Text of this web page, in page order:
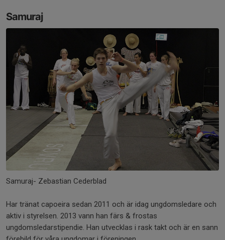
Samuraj
Samuraj- Zebastian Cederblad
Har tränat capoeira sedan 2011 och är idag ungdomsledare och
aktiv i styrelsen. 2013 vann han färs & frostas
ungdomsledarstipendie. Han utvecklas i rask takt och är en sann